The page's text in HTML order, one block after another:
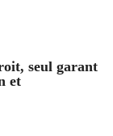
seul garant
et